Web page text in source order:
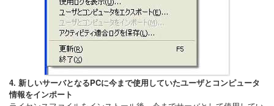
4. 新しいサーバとなるPCに今まで使用していたユーザとコンピュータ
情報をインポート